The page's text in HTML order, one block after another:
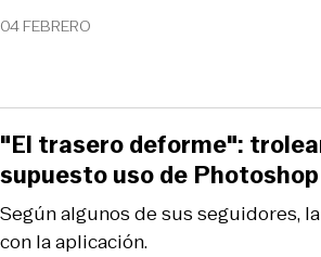
04 FEBRERO
Según algunos de sus seguidores,
con la aplicación.
"El trasero deforme":
supuesto uso de Photoshop